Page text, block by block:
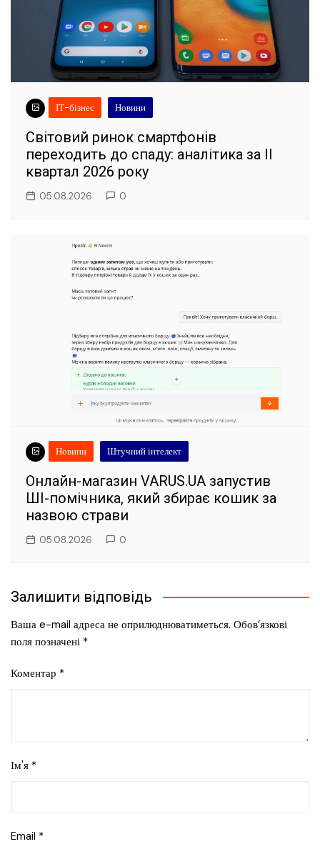
ІТ-бізнес Новини
Світовий ринок смартфонів
переходить до спаду: аналітика за II
квартал 2026 року
05.08.2026 0
Новини Штучний інтелект
Онлайн-магазин VARUS.UA запустив
ШІ-помічника, який збирає кошик за
назвою страви
05.08.2026 0
Залишити відповідь
Ваша e-mail адреса не оприлюднюватиметься. Обов’язкові
поля позначені *
Коментар *
Ім'я *
Email *